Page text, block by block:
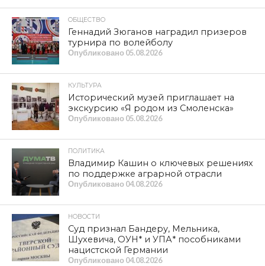
ОБЩЕСТВО
Геннадий Зюганов наградил призеров
турнира по волейболу
Опубликовано 05.08.2026
КУЛЬТУРА
Исторический музей приглашает на
экскурсию «Я родом из Смоленска»
Опубликовано 05.08.2026
ПОЛИТИКА
Владимир Кашин о ключевых решениях
по поддержке аграрной отрасли
Опубликовано 04.08.2026
НОВОСТИ
Суд признал Бандеру, Мельника,
Шухевича, ОУН* и УПА* пособниками
нацистской Германии
Опубликовано 04.08.2026